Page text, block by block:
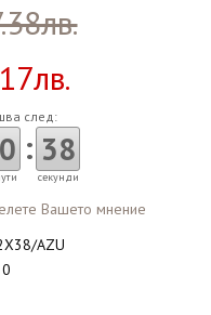
след:
: 37
секунди
Вашето мнение
AZU